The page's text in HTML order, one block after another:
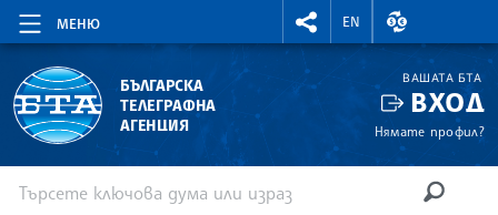
МЕНЮ
RIGHTMENU.SOCIAL
EN
ВАЛУТНИ
БЪЛГАРСКА
ТЕЛЕГРАФНА
АГЕНЦИЯ
ВАШАТА БТА
ВХОД
Нямате профил?